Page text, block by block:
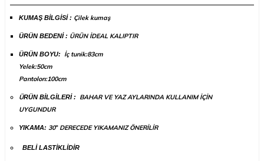
​​​​​KUMAŞ BİLGİSİ : Çilek kumaş
ÜRÜN BEDENİ : ÜRÜN İDEAL KALIPTIR
ÜRÜN BOYU:
İç tunik:83cm
Yelek:50cm
Pantolon:100cm
ÜRÜN BİLGİLERİ :
BAHAR VE YAZ AYLARINDA KULLANIM İÇİN
UYGUNDUR
YIKAMA: 30°DERECEDE YIKAMANIZ ÖNERİLİR
BELİ LASTİKLİDİR